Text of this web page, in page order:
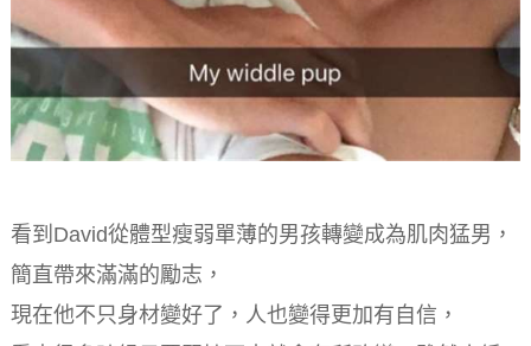
看到David從體型瘦弱單薄的男孩轉變成為肌肉猛男，
簡直帶來滿滿的勵志，
現在他不只身材變好了，人也變得更加有自信，